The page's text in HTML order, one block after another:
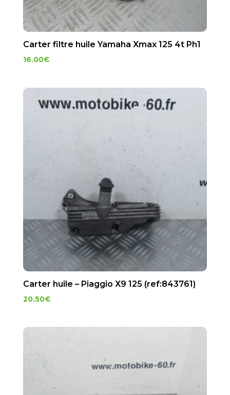
Carter filtre huile Yamaha Xmax 125 4t Ph1
16.00€
Carter huile – Piaggio X9 125 (ref:843761)
20.50€